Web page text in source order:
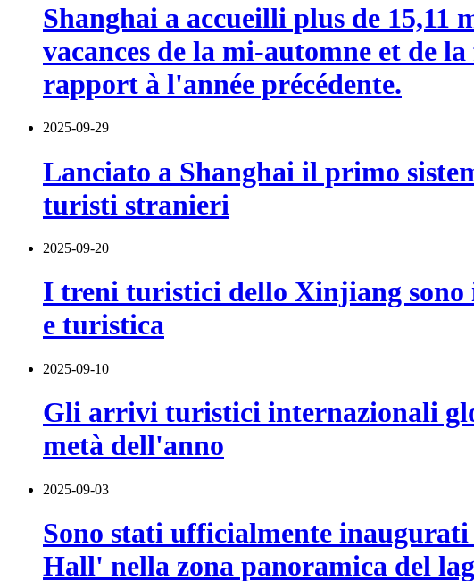
Shanghai a accueilli plus de 15,11
vacances de la mi-automne et de
rapport à l'année précédente.
2025-09-29
Lanciato a Shanghai il primo
turisti stranieri
2025-09-20
I treni turistici dello Xinjiang sono
e turistica
2025-09-10
Gli arrivi turistici internazionali
metà dell'anno
2025-09-03
Sono stati ufficialmente
Hall' nella zona panoramica del